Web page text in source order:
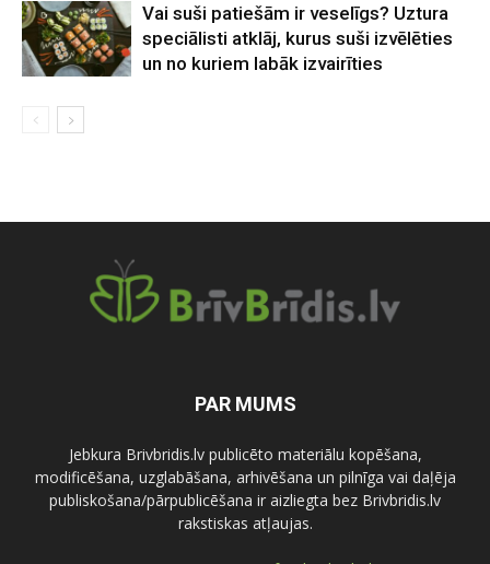
Vai suši patiešām ir veselīgs? Uztura
speciālisti atklāj, kurus suši izvēlēties
un no kuriem labāk izvairīties
PAR MUMS
Jebkura Brivbridis.lv publicēto materiālu kopēšana,
modificēšana, uzglabāšana, arhivēšana un pilnīga vai daļēja
publiskošana/pārpublicēšana ir aizliegta bez Brivbridis.lv
rakstiskas atļaujas.